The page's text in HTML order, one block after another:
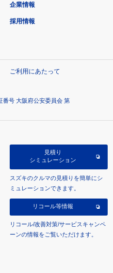
企業情報
採用情報
ご利用にあたって
番号 大阪府公安委員会 第
見積り
シミュレーション
スズキのクルマの見積りを簡単にシ
ミュレーションできます。
リコール等情報
リコール/改善対策/サービスキャンペ
ーンの情報をご覧いただけます。